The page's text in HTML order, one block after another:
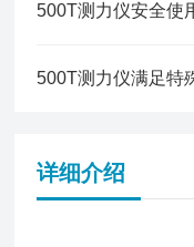
500T测力仪安全使
500T测力仪满足特
详细介绍